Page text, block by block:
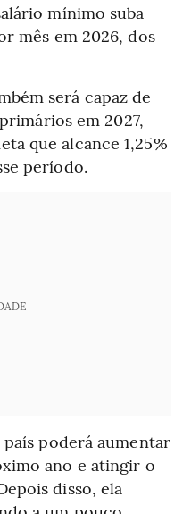
mínimo suba
mês em 2026, dos
será capaz de
em 2027,
que alcance 1,25%
período.
poderá aumentar
ano e atingir o
disso, ela